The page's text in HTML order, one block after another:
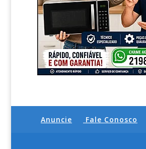
Anuncie Fale Conosco